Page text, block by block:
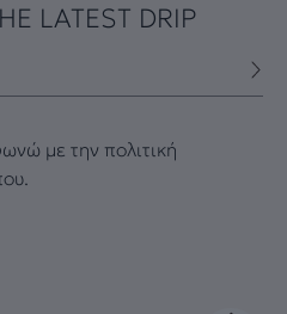
LATEST DRIP
με την πολιτική